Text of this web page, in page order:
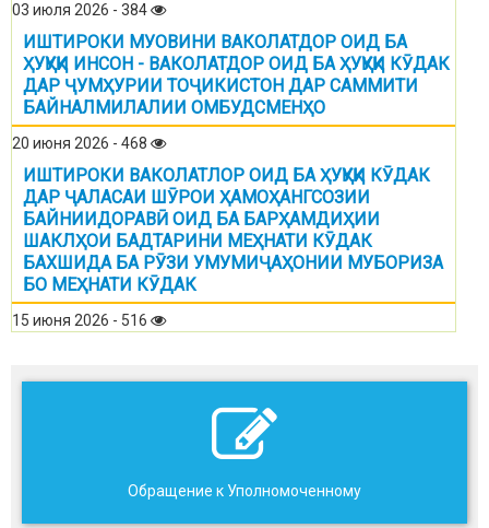
03 июля 2026 - 384
ИШТИРОКИ МУОВИНИ ВАКОЛАТДОР ОИД БА
ҲУҚУҚИ ИНСОН - ВАКОЛАТДОР ОИД БА ҲУҚУҚИ КӮДАК
ДАР ҶУМҲУРИИ ТОҶИКИСТОН ДАР САММИТИ
БАЙНАЛМИЛАЛИИ ОМБУДСМЕНҲО
20 июня 2026 - 468
ИШТИРОКИ ВАКОЛАТЛОР ОИД БА ҲУҚУҚИ КӮДАК
ДАР ҶАЛАСАИ ШӮРОИ ҲАМОҲАНГСОЗИИ
БАЙНИИДОРАВӢ ОИД БА БАРҲАМДИҲИИ
ШАКЛҲОИ БАДТАРИНИ МЕҲНАТИ КӮДАК
БАХШИДА БА РӮЗИ УМУМИҶАҲОНИИ МУБОРИЗА
БО МЕҲНАТИ КӮДАК
15 июня 2026 - 516
Обращение к Уполномоченному